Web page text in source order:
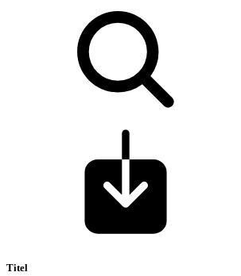
Titel